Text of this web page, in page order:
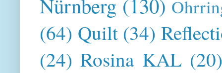
Nürnberg (130)
(64) Quilt (34)
(24) Rosina KAL